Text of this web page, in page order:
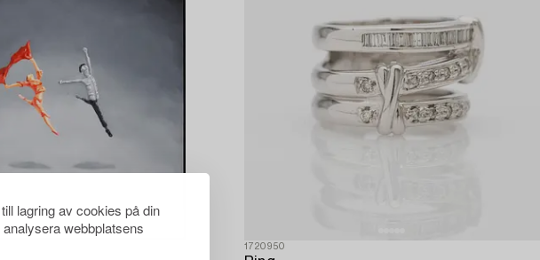
lagring av cookies på din
webbplatsens
1720950